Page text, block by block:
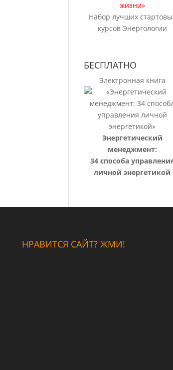
жизни»
Набор лучших
курсов Энергологии
БЕСПЛАТНО
Электронная книга
Энергетический
менеджмент:
34 способа
личной энергетикой
НРАВИТСЯ САЙТ? ЖМИ!